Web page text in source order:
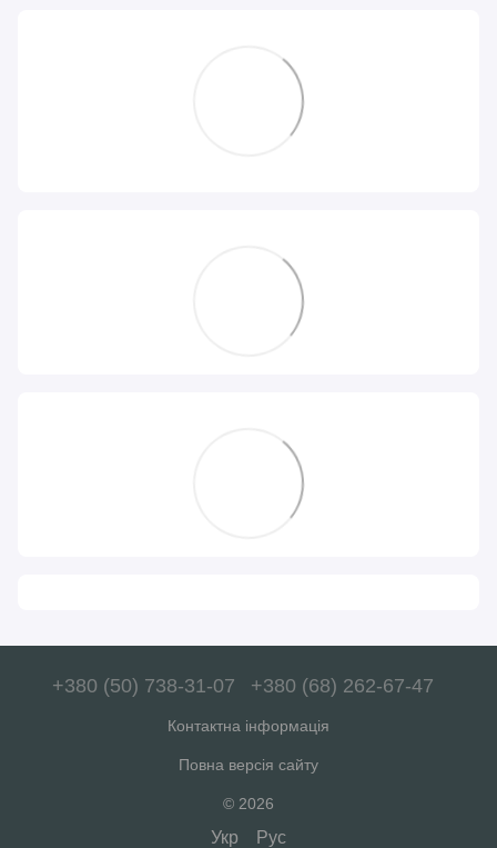
+380 (50) 738-31-07 +380 (68) 262-67-47
Контактна інформація
Повна версія сайту
© 2026
Укр Рус